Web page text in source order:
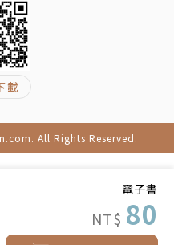
電子書
NT$ 80
載
All Rights Reserved.